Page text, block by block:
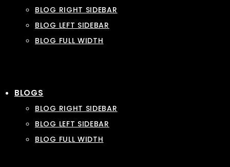
BLOG RIGHT SIDEBAR
BLOG LEFT SIDEBAR
BLOG FULL WIDTH
BLOGS
BLOG RIGHT SIDEBAR
BLOG LEFT SIDEBAR
BLOG FULL WIDTH